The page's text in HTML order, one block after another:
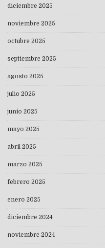
diciembre 2025
noviembre 2025
octubre 2025
septiembre 2025
agosto 2025
julio 2025
junio 2025
mayo 2025
abril 2025
marzo 2025
febrero 2025
enero 2025
diciembre 2024
noviembre 2024